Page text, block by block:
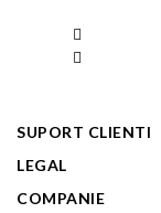
SUPORT CLIENTI
LEGAL
COMPANIE